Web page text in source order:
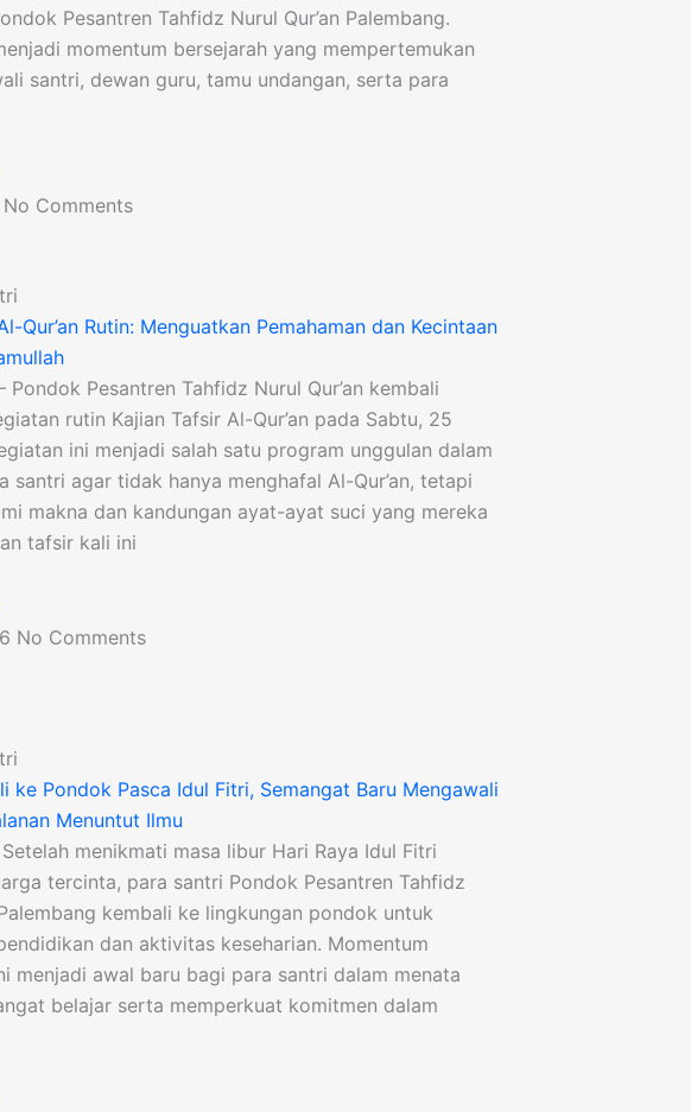
Pesantren Tahfidz Nurul Qur’an Palembang.
momentum bersejarah yang mempertemukan
santri, dewan guru, tamu undangan, serta para
No Comments
Qur’an Rutin: Menguatkan Pemahaman dan Kecintaan
Pesantren Tahfidz Nurul Qur’an kembali
rutin Kajian Tafsir Al-Qur’an pada Sabtu, 25
ini menjadi salah satu program unggulan dalam
santri agar tidak hanya menghafal Al-Qur’an, tetapi
makna dan kandungan ayat-ayat suci yang mereka
tafsir kali ini
No Comments
ke Pondok Pasca Idul Fitri, Semangat Baru Mengawali
Menuntut Ilmu
menikmati masa libur Hari Raya Idul Fitri
tercinta, para santri Pondok Pesantren Tahfidz
Palembang kembali ke lingkungan pondok untuk
dan aktivitas keseharian. Momentum
menjadi awal baru bagi para santri dalam menata
belajar serta memperkuat komitmen dalam